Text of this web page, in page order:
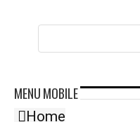
MENUMOBILE
Home